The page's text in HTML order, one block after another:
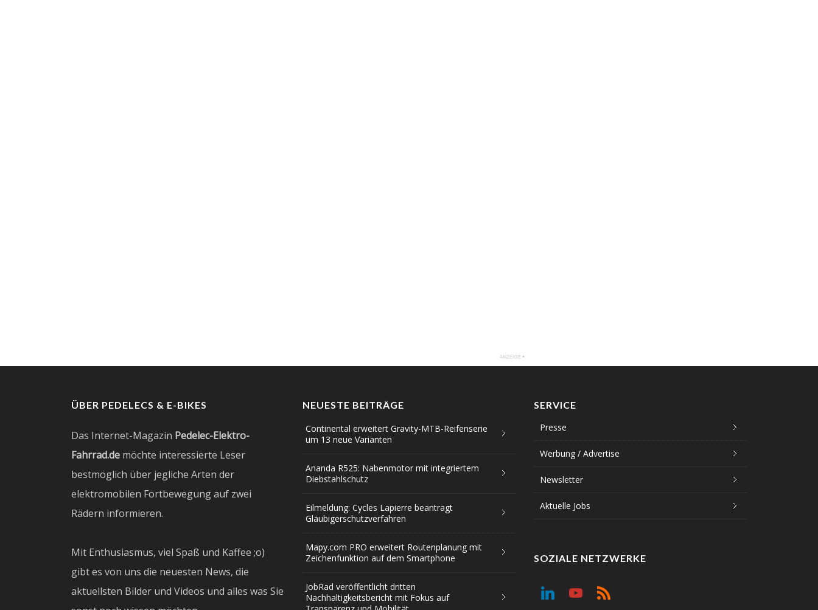
ÜBER PEDELECS & E-BIKES
Das Internet-Magazin Pedelec-Elektro-
Fahrrad.de möchte interessierte Leser
bestmöglich über jegliche Arten der
elektromobilen Fortbewegung auf zwei
Rädern informieren.
Mit Enthusiasmus, viel Spaß und Kaffee ;o)
gibt es von uns die neuesten News, die
aktuellsten Bilder und Videos und alles was Sie
NEUESTE BEITRÄGE
Continental erweitert Gravity-MTB-Reifenserie
um 13 neue Varianten
Ananda R525: Nabenmotor mit integriertem
Diebstahlschutz
Eilmeldung: Cycles Lapierre beantragt
Gläubigerschutzverfahren
Mapy.com PRO erweitert Routenplanung mit
Zeichenfunktion auf dem Smartphone
JobRad veröffentlicht dritten
Nachhaltigkeitsbericht mit Fokus auf
SERVICE
Presse
Werbung / Advertise
Newsletter
Aktuelle Jobs
SOZIALE NETZWERKE